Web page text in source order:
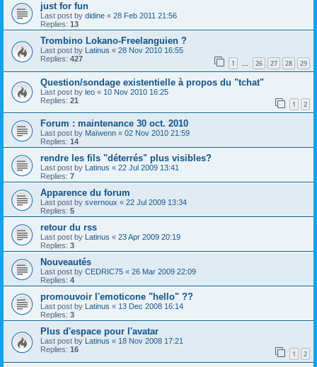
just for fun
Last post by didine « 28 Feb 2011 21:56
Replies: 13
Trombino Lokano-Freelanguien ?
Last post by Latinus « 28 Nov 2010 16:55
Replies: 427 1 … 26 27 28 29
Question/sondage existentielle à propos du "tchat"
Last post by leo « 10 Nov 2010 16:25
Replies: 21 1 2
Forum : maintenance 30 oct. 2010
Last post by Maïwenn « 02 Nov 2010 21:59
Replies: 14
rendre les fils "déterrés" plus visibles?
Last post by Latinus « 22 Jul 2009 13:41
Replies: 7
Apparence du forum
Last post by svernoux « 22 Jul 2009 13:34
Replies: 5
retour du rss
Last post by Latinus « 23 Apr 2009 20:19
Replies: 3
Nouveautés
Last post by CEDRIC75 « 26 Mar 2009 22:09
Replies: 4
promouvoir l'emoticone "hello" ??
Last post by Latinus « 13 Dec 2008 16:14
Replies: 3
Plus d'espace pour l'avatar
Last post by Latinus « 18 Nov 2008 17:21
Replies: 16 1 2